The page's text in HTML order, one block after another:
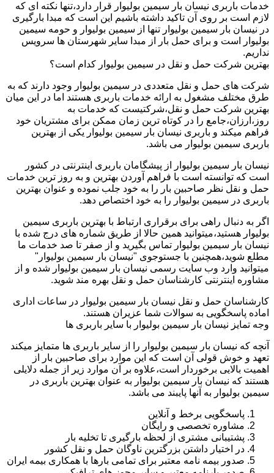
خدمات باربری نیسان بار سیمین بولیوار قرار دارد،تنها نکته ای که
لازم است بر روی آن تاکید داشته باشیم این است که مبدا بارگیری
در نیسان بار سیمین بولیوار تنها از سیمین بولیوار و حومه سیمین
بولیوار است و برای حمل بار از مبدا سایر شهرستان ها سرویس
نداریم.
بهترین شرکت حمل و نقل در سیمین بولیوار کدام است؟
شرکت های حمل و نقل متعددی در سیمین بولیوار وجود دارند که به
طرق مختلف مشغول به ارائه خدمات باربری هستند اما در این میان
بهترین شرکت حمل و نقل،شرکتیست که خدمات به
روز،ارزان،جامع را در کوتاه ترین زمان ممکن برای مشتریان خود
فراهم میکند و باربری نیسان بار سیمین بولیوار یکی از بهترین
باربری سیمین بولیوار می باشد.
نیسان بار سیمین بولیوار از پیشگامان باربری اینترنتی در کشور
است که توانسته است با فراهم آوردن بهترین و به روز ترین خدمات
حمل و نقل نظر صاحبین بار را به خود جلب نموده و عنوان بهترین
باربری در سیمین بولیوار را به خود اختصاص دهد.
اگر به دنبال راهی برای برقراری ارتباط با بهترین باربری سیمین
بولیوار هستید،میتوانید همین حالا از طریق شماره های درج شده با
نیسان بار سیمین بولیوار تماس بگیرید و از صفر تا صد خدمات ما
مطلع شوید،همچنین با جستوجوی "نیسان بار سیمین بولیوار"
میتوانید وارد وب سایت رسمی نیسان بار سیمین بولیوار شده و از
مشاوره اینترنتی کارشناسان حمل و نقل بهره مند شوید.
کارشناسان حمل و نقل نیسان بار سیمین بولیوار در ساعات اداری
اماده پاسخگویی به سوالات شما عزیران هستند.
وجه تمایز نیسان بار سیمین بولیوار با سایر باربری ها
آنچه که نیسان بار سیمین بولیوار را از سایر باربری ها متمایز میکند
تعهد و خوش قولی آن است که این موارد برای صاحبین بار از
اهمیت بالایی برخوردار است،علاوه بر آن موارد زیر از جمله دلایلی
هستند که نیسان بار سیمین بولیوار به عنوان بهترین باربری در
سیمین بولیوار به آنها پایبند می باشد.
پاسخگویی برخط و آنلاین
مشاوره تخصصی و رایگان
پشتیبانی مشتری از لحظه بارگیری تا تخلیه بار
در اختیار داشتن بزرگترین ناوگان حمل و نقل کشور
صدور بیمه نامه معتبر برای تمامی بارها با همکاری بیمه ایران